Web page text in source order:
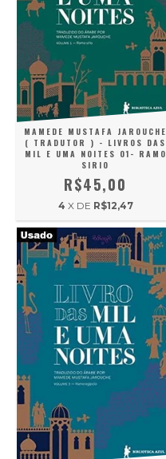
MAMEDE MUSTAFA JAROUCHE
( TRADUTOR ) - LIVROS DAS
MIL E UMA NOITES 01- RAMO
SIRIO
R$45,00
4 X DE R$12,47